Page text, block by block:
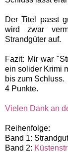
Der Titel passt
wird zwar
Strandgüter auf.
Fazit: Mir war
ein solider Krimi
bis zum Schluss.
4 Punkte.
Vielen Dank an
Reihenfolge:
Band 1: Strandgut
Band 2: